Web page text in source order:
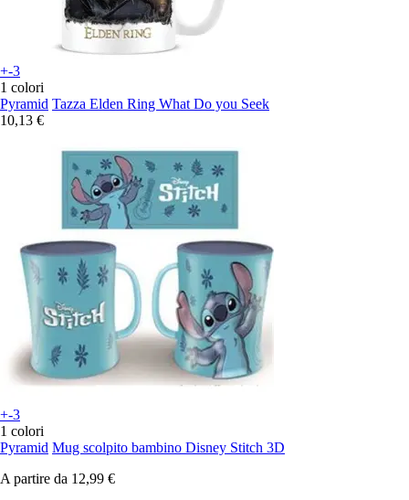
+-3
1 colori
Pyramid Tazza Elden Ring What Do you Seek
10,13 €
+-3
1 colori
Pyramid Mug scolpito bambino Disney Stitch 3D
A partire da 12,99 €